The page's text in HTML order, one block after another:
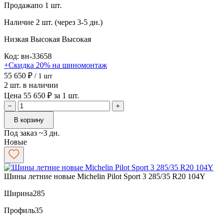
Продажапо 1 шт.
Наличие 2 шт. (через 3-5 дн.)
Низкая Высокая Высокая
Код: вн-33658
+Скидка 20% на шиномонтаж
55 650 ₽ / 1 шт
2 шт. в наличии
Цена 55 650 ₽ за 1 шт.
−
+
В корзину
Под заказ ~3 дн.
Новые
Шины летние новые Michelin Pilot Sport 3 285/35 R20 104Y
Ширина285
Профиль35